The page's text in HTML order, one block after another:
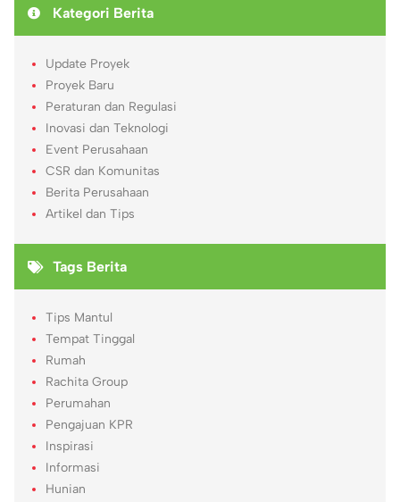
Kategori Berita
Update Proyek
Proyek Baru
Peraturan dan Regulasi
Inovasi dan Teknologi
Event Perusahaan
CSR dan Komunitas
Berita Perusahaan
Artikel dan Tips
Tags Berita
Tips Mantul
Tempat Tinggal
Rumah
Rachita Group
Perumahan
Pengajuan KPR
Inspirasi
Informasi
Hunian